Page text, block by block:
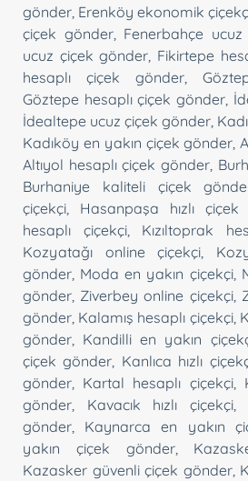
gönder Erenköy ekonomik
çiçek gönder, Fenerbahçe ucuz
ucuz çiçek gönder Fikirtepe
hesaplı çiçek gönder
Göztepe hesaplı çiçek gönder
İdealtepe ucuz çiçek gönder
Kadıköy en yakın çiçek gönder ,
Altıyol hesaplı çiçek gönder
Burhaniye kaliteli çiçek
çiçekçi
Hasanpaşa hızlı
hesaplı çiçekçi, Kızıltoprak
Kozyatağı online çiçekçi
gönder Moda en yakın çiçekçi,
gönder Ziverbey online çiçekçi,
gönder Kalamış hesaplı çiçekçi,
gönder
Kandilli en yakın
çiçek gönder Kanlıca hızlı
gönder
Kartal hesaplı çiçekçi,
gönder
Kavacık hızlı çiçekçi,
gönder
Kaynarca en yakın
yakın çiçek gönder,
Kazasker güvenli çiçek gönder,